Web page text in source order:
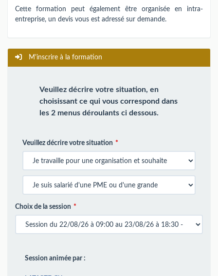
Cette formation peut également être organisée en intra-
entreprise, un devis vous est adressé sur demande.
M'inscrire à la formation
Veuillez décrire votre situation, en
choisissant ce qui vous correspond dans
les 2 menus déroulants ci dessous.
Veuillez décrire votre situation
Choix de la session
Session animée par :